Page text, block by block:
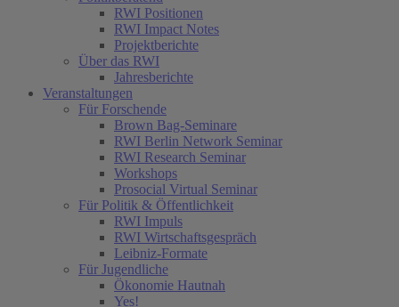
RWI Positionen
RWI Impact Notes
Projektberichte
Über das RWI
Jahresberichte
Veranstaltungen
Für Forschende
Brown Bag-Seminare
RWI Berlin Network Seminar
RWI Research Seminar
Workshops
Prosocial Virtual Seminar
Für Politik & Öffentlichkeit
RWI Impuls
RWI Wirtschaftsgespräch
Leibniz-Formate
Für Jugendliche
Ökonomie Hautnah
Yes!